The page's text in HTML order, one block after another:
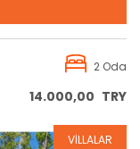
2 Oda
14.000,00 TRY
VİLLALAR